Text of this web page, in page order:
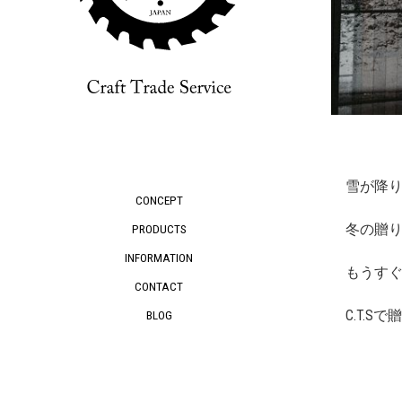
CONCEPT
PRODUCTS
INFORMATION
CONTACT
BLOG
雪が降
冬の贈
もうす
C.T.Sで